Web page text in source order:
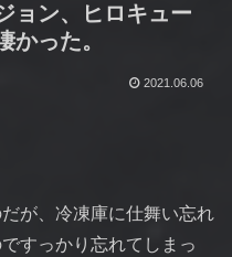
ョン、ヒロキュー
かった。
2021.06.06
が、冷凍庫に仕舞い忘れ
すっかり忘れてしまっ